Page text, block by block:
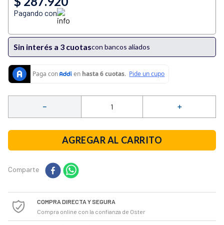
Pagando con
Sin interés a 3 cuotascon bancos aliados
＋
－
AGREGAR AL CARRITO
Comparte
COMPRA DIRECTA Y SEGURA
Compra online con la confianza de Oster